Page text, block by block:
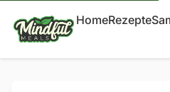
HomeRezepte